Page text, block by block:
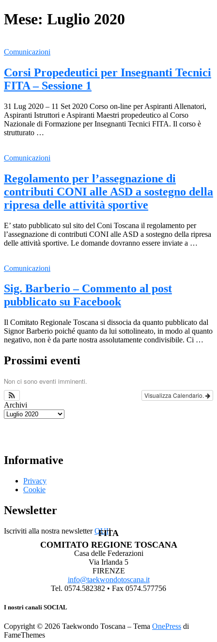
Mese: Luglio 2020
Comunicazioni
Corsi Propedeutici per Insegnanti Tecnici
FITA – Sessione 1
31 Lug 2020 – 11 Set 2020 Corso on-line per Aspiranti Allenatori,
Aspiranti Istruttori e Aspiranti Maestri propedeutico al Corso
Nazionale di Formazione per Insegnanti Tecnici FITA. Il corso è
strutturato …
Comunicazioni
Regolamento per l’assegnazione di
contributi CONI alle ASD a sostegno della
ripresa delle attività sportive
E’ stato pubblicato sul sito del Coni Toscana il regolamento per
l’assegnazione di contributi CONI alle ASD a sostegno della ripresa
delle attività sportive. Le domande dovranno essere inviate a …
Comunicazioni
Sig. Barberio – Commento al post
pubblicato su Facebook
Il Comitato Regionale Toscana si dissocia da quanto pubblicato dal
Signor Barberio poiché quanto da lui sottolineato, in modo al quanto
negativo, non è da parte nostra assolutamente condivisibile. Ci …
Prossimi eventi
Non ci sono eventi imminenti.
Visualizza Calendario.
Archivi
Informative
Privacy
Cookie
Newsletter
Iscriviti alla nostra newsletterQUI!
FITA
COMITATO REGIONE TOSCANA
Casa delle Federazioni
Via Irlanda 5
FIRENZE
info@taekwondotoscana.it
Tel. 0574.582382 • Fax 0574.577756
I nostri canali SOCIAL
Copyright © 2026 Taekwondo Toscana – Tema OnePress di
FameThemes